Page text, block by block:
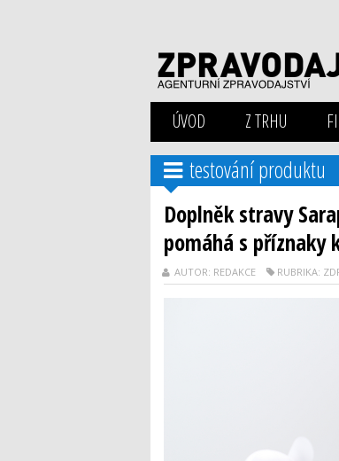
ÚVOD Z TRHU
testování produktu
Doplněk stravy
pomáhá s
AUTOR: REDAKCE RUBRIKA: